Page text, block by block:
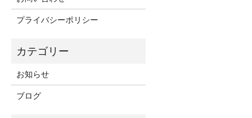
プライバシーポリシー
お知らせ
ブログ